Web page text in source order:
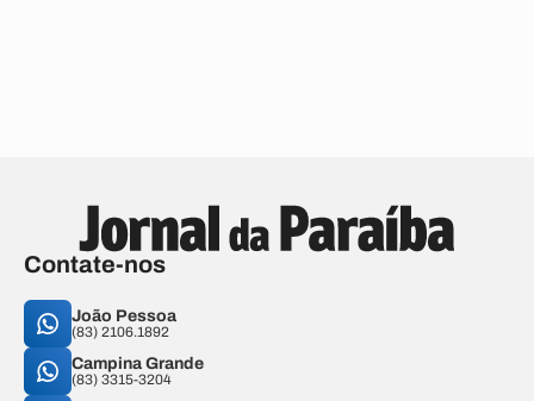
Contate-nos
João Pessoa
(83) 2106.1892
Campina Grande
(83) 3315-3204